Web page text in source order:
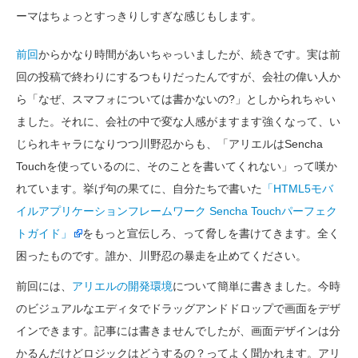
ーマはちょっとすっきりしすぎな感じもします。
前回からかなり時間があいちゃっいましたが、続きです。実は前
回の投稿で終わりにするつもりだったんですが、会社の偉い人か
ら「なぜ、スマフォについては書かないの?」としかられちゃい
ました。それに、会社の中で変な人感がますます強くなって、い
じられキャラになりつつ川野忍からも、「アリエルはSencha
Touchを使っているのに、そのことを書いてくれない」って嘆か
れています。挙げ句の果てに、自分たちで書いた
「HTML5モバ
イルアプリケーションフレームワーク Sencha Touchパーフェク
トガイド」
をもっと宣伝しろ、って脅しを書けてきます。全く
困ったものです。誰か、川野忍の暴走を止めてください。
前回には、 アリエルの開発環境について簡単に書きました。今時
のビジュアルなエディタでドラッグアンドドロップで画面をデザ
インできます。記事には書きませんでしたが、画面デザインは分
かるんだけどロジックはどうするの？ってよく聞かれます。アリ